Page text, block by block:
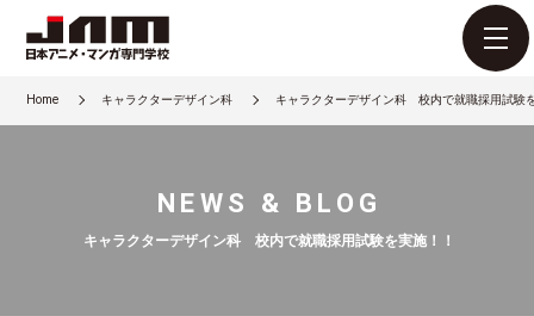
Home キャラクターデザイン科 キャラクターデザイン科 校内で就職採用試験
NEWS & BLOG
キャラクターデザイン科 校内で就職採用試験を実施！！